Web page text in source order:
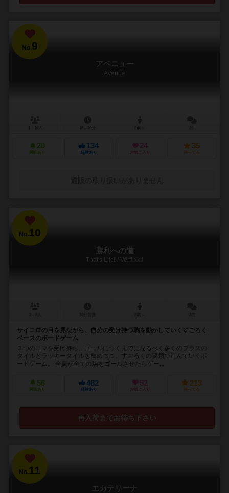
No.9
アベニュー
Avenue
20
興味あり
134
経験あり
24
お気に入り
35
持ってる
No. 10
勝利への道
That's Life! / Verflixxt!
サイコロの目を見ながら、自分の受け持つ駒を動かしていくすごろく
ベースのボードゲーム
３つのコマを受け持ち、ゴールにつくまでになるべく多くのプラスの
タイルとラッキータイルを集めつつ、すごろくの要領で進んでいくボ
ードゲーム。 全員が全ての駒をゴールさせたらゲー...
56
興味あり
462
経験あり
52
お気に入り
213
持ってる
再入荷までお待ち下さい
No.11
エカテリーナ